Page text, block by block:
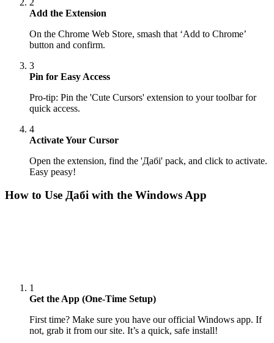
Add the Extension
On the Chrome Web Store, smash that ‘Add to Chrome’
button and confirm.
3
Pin for Easy Access
Pro-tip: Pin the 'Cute Cursors' extension to your toolbar for
quick access.
4
Activate Your Cursor
Open the extension, find the 'Дабі' pack, and click to activate.
Easy peasy!
How to Use Дабі with the Windows App
1
Get the App (One-Time Setup)
First time? Make sure you have our official Windows app. If
not, grab it from our site. It’s a quick, safe install!